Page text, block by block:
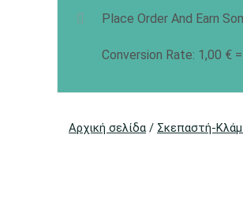
Place Order And Earn
Conversion Rate: 1,00 €
Αρχική σελίδα / Σκεπαστή-